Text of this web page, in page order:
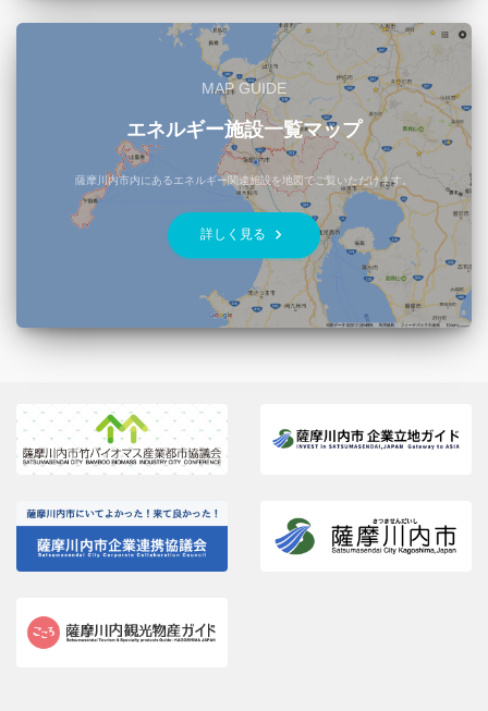
MAP GUIDE
エネルギー施設一覧マップ
薩摩川内市内にあるエネルギー関連施設を地図でご覧いただけます。
詳しく見る keyboard_arrow_right